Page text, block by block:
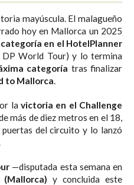
mayúscula. El malagueño
hoy en Mallorca un 2025
en el HotelPlanner
DP World Tour) y lo termina
categoría tras finalizar
to Mallorca.
la victoria en el Challenge
—disputada esta semana en
y concluida este